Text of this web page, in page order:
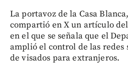
La portavoz de la Casa
compartió en X un artículo
en el que se señala que el
amplió el control de las redes
de visados para extranjeros.